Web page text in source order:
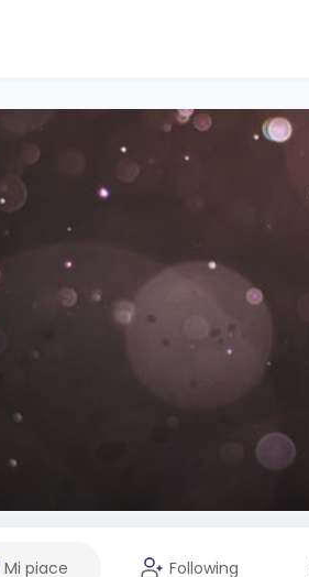
Mi piace Following